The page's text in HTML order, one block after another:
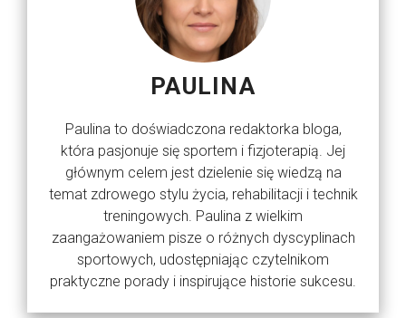
PAULINA
Paulina to doświadczona redaktorka bloga,
która pasjonuje się sportem i fizjoterapią. Jej
głównym celem jest dzielenie się wiedzą na
temat zdrowego stylu życia, rehabilitacji i technik
treningowych. Paulina z wielkim
zaangażowaniem pisze o różnych dyscyplinach
sportowych, udostępniając czytelnikom
praktyczne porady i inspirujące historie sukcesu.